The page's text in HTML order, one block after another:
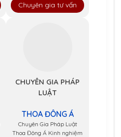
Chuyên gia tư vấn
CHUYÊN GIA PHÁP
LUẬT
THOA ĐÔNG Á
Chuyên Gia Pháp Luật
Thoa Đông Á Kinh nghiệm